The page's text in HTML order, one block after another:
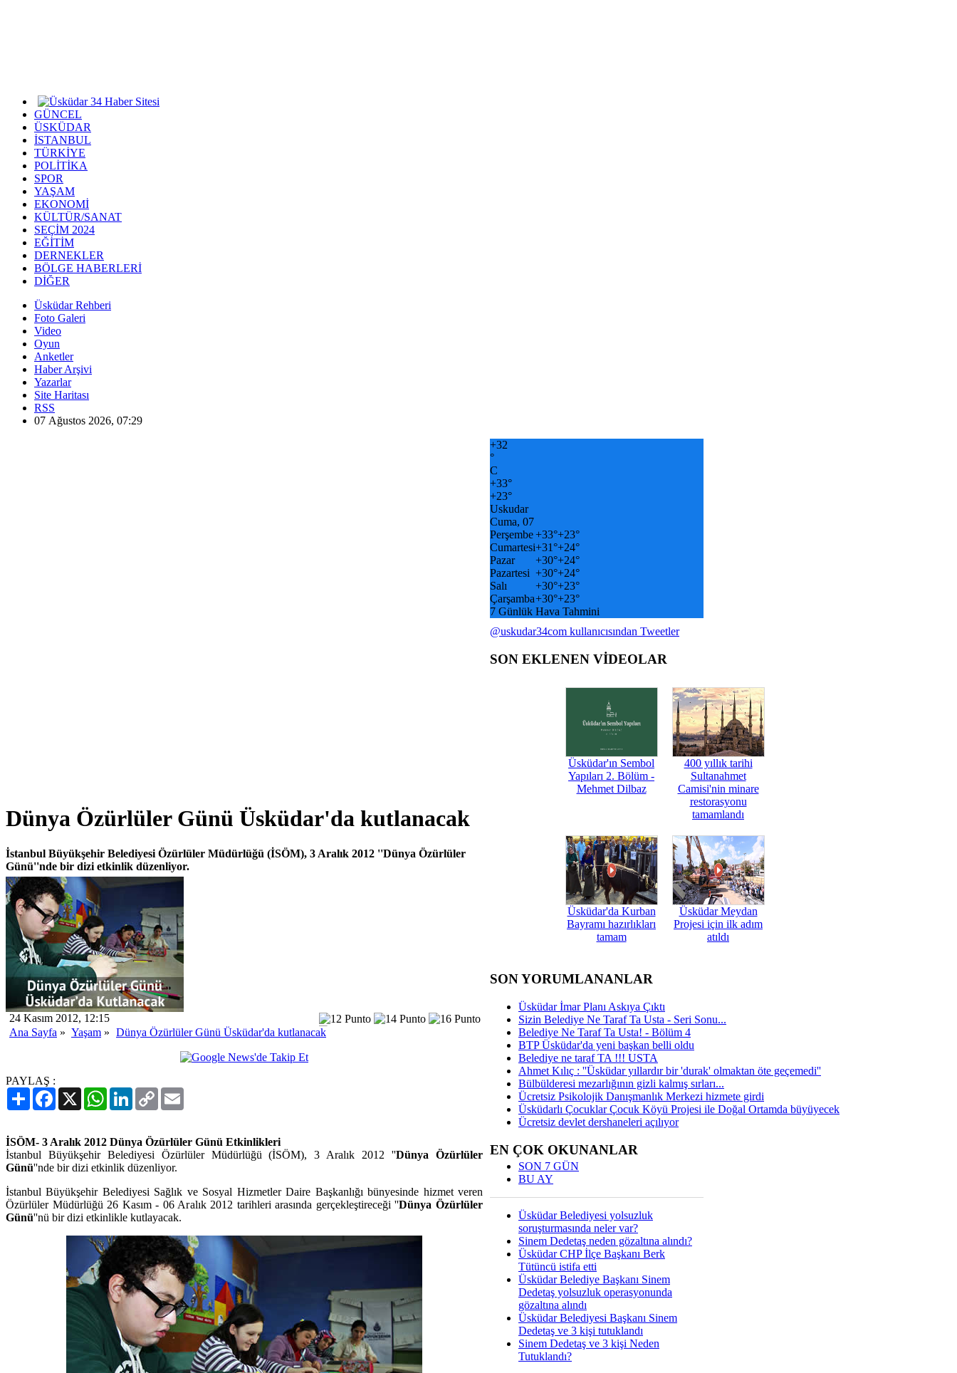
GÜNCEL
ÜSKÜDAR
İSTANBUL
TÜRKİYE
POLİTİKA
SPOR
YAŞAM
EKONOMİ
KÜLTÜR/SANAT
SEÇİM 2024
EĞİTİM
DERNEKLER
BÖLGE HABERLERİ
DİĞER
Üsküdar Rehberi
Foto Galeri
Video
Oyun
Anketler
Haber Arşivi
Yazarlar
Site Haritası
RSS
07 Ağustos 2026, 07:29
Dünya Özürlüler Günü Üsküdar'da kutlanacak
İstanbul Büyükşehir Belediyesi Özürlüler Müdürlüğü (İSÖM), 3 Aralık 2012 ''Dünya Özürlüler
Günü''nde bir dizi etkinlik düzenliyor.
24 Kasım 2012, 12:15
Ana Sayfa » Yaşam » Dünya Özürlüler Günü Üsküdar'da kutlanacak
PAYLAŞ :
PaylaşFacebook
X WhatsAppLinkedIn
Copy
Link
İSÖM- 3 Aralık 2012 Dünya Özürlüler Günü Etkinlikleri
İstanbul Büyükşehir Belediyesi Özürlüler Müdürlüğü (İSÖM), 3 Aralık 2012 ''Dünya Özürlüler
Günü''nde bir dizi etkinlik düzenliyor.
İstanbul Büyükşehir Belediyesi Sağlık ve Sosyal Hizmetler Daire Başkanlığı bünyesinde hizmet veren
Özürlüler Müdürlüğü 26 Kasım - 06 Aralık 2012 tarihleri arasında gerçekleştireceği ''Dünya Özürlüler
Günü''nü bir dizi etkinlikle kutlayacak.
+32
°
C
+33°
+23°
Uskudar
Cuma, 07
Perşembe+33°+23°
Cumartesi+31°+24°
Pazar
+30°+24°
Pazartesi +30°+24°
Salı
+30°+23°
Çarşamba+30°+23°
7 Günlük Hava Tahmini
@uskudar34com kullanıcısından Tweetler
SON EKLENEN VİDEOLAR
Üsküdar'ın Sembol
Yapıları 2. Bölüm -
Mehmet Dilbaz
400 yıllık tarihi
Sultanahmet
Camisi'nin minare
restorasyonu
tamamlandı
Üsküdar'da Kurban
Bayramı hazırlıkları
tamam
Üsküdar Meydan
Projesi için ilk adım
atıldı
SON YORUMLANANLAR
Üsküdar İmar Planı Askıya Çıktı
Sizin Belediye Ne Taraf Ta Usta - Seri Sonu...
Belediye Ne Taraf Ta Usta! - Bölüm 4
BTP Üsküdar'da yeni başkan belli oldu
Belediye ne taraf TA !!! USTA
Ahmet Kılıç : ''Üsküdar yıllardır bir 'durak' olmaktan öte geçemedi''
Bülbülderesi mezarlığının gizli kalmış sırları...
Ücretsiz Psikolojik Danışmanlık Merkezi hizmete girdi
Üsküdarlı Çocuklar Çocuk Köyü Projesi ile Doğal Ortamda büyüyecek
Ücretsiz devlet dershaneleri açılıyor
EN ÇOK OKUNANLAR
SON 7 GÜN
BU AY
Üsküdar Belediyesi yolsuzluk
soruşturmasında neler var?
Sinem Dedetaş neden gözaltına alındı?
Üsküdar CHP İlçe Başkanı Berk
Tütüncü istifa etti
Üsküdar Belediye Başkanı Sinem
Dedetaş yolsuzluk operasyonunda
gözaltına alındı
Üsküdar Belediyesi Başkanı Sinem
Dedetaş ve 3 kişi tutuklandı
Sinem Dedetaş ve 3 kişi Neden
Tutuklandı?